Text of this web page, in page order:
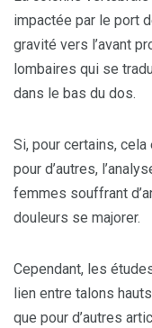
impactée par le port
gravité vers l’avant
lombaires qui se
dans le bas du dos.
Si, pour certains,
pour d’autres,
femmes souffrant
douleurs se majorer.
Cependant, les
lien entre talons
que pour d’autres